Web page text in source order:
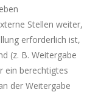
Stellen weiter,
erforderlich ist,
(z. B. Weitergabe
ein berechtigtes
der Weitergabe